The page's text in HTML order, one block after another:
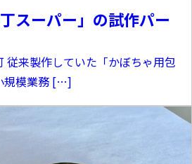
スーパー」の試作パー
従来製作していた「かぼちゃ用包
規模業務 […]